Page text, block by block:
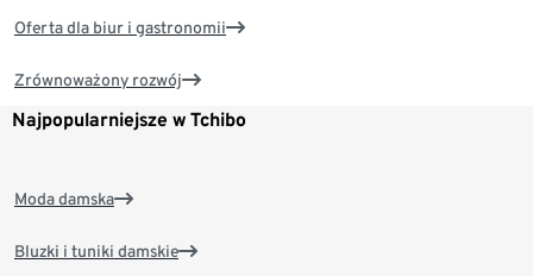
Oferta dla biur i gastronomii
Zrównoważony rozwój
Najpopularniejsze w Tchibo
Moda damska
Bluzki i tuniki damskie